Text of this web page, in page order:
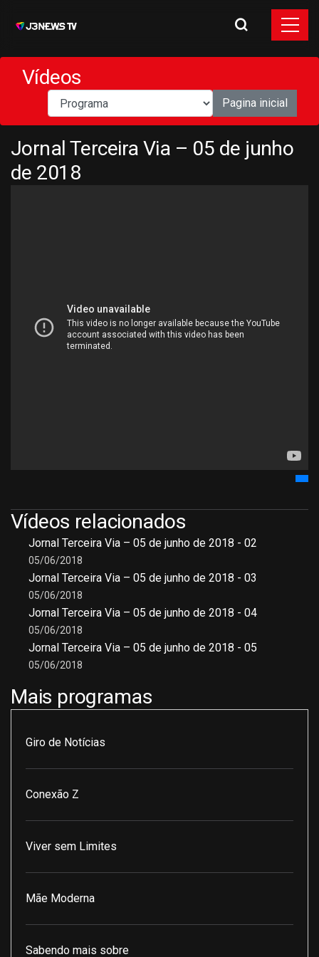
Vídeos
Pagina inicial
Jornal Terceira Via – 05 de junho
de 2018
Vídeos relacionados
Jornal Terceira Via – 05 de junho de 2018 - 02
05/06/2018
Jornal Terceira Via – 05 de junho de 2018 - 03
05/06/2018
Jornal Terceira Via – 05 de junho de 2018 - 04
05/06/2018
Jornal Terceira Via – 05 de junho de 2018 - 05
05/06/2018
Mais programas
Giro de Notícias
Conexão Z
Viver sem Limites
Mãe Moderna
Sabendo mais sobre